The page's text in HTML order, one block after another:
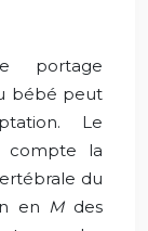
portage
bébé peut
Le
compte la
du
en M des